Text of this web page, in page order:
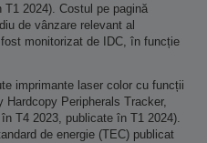
2024). Costul pe pagină
de vânzare relevant al
monitorizat de IDC, în funcție
imprimante laser color cu funcții
Hardcopy Peripherals Tracker,
T4 2023, publicate în T1 2024).
de energie (TEC) publicat